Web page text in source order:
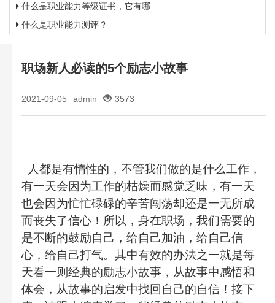
什么是职业能力等级证书，它有哪...
什么是职业能力测评？
职场新人必读的5个励志小故事
2021-09-05 admin 3573
人都是有惰性的，不管我们做的是什么工作，
有一天会因为工作的枯燥而感觉乏味，有一天
也会因为忙忙碌碌的辛苦闯荡却还是一无所成
而丧失了信心！所以，身在职场，我们需要的
是不断的鼓励自己，给自己加油，给自己信
心，给自己打气。其中有效的办法之一就是每
天看一则经典的励志小故事，从故事中感悟和
体会，从故事的启发中找回自己的自信！接下